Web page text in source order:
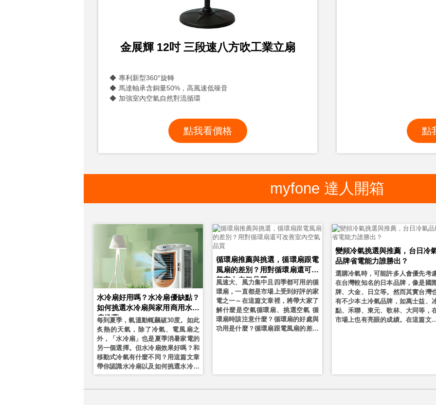
金展輝 12吋 三段速八方吹工業立扇
專利新型360°旋轉
馬達軸承含銅量50%，高風速低噪音
加強室內空氣自然對流循環
點我看價格 點
myfone 達人開箱
水冷扇好用嗎？水冷扇優缺點？
如何挑選水冷扇與家用商用水冷
扇推薦
每到夏季，氣溫動輒飆破30度。如此
炙熱的天氣，除了冷氣、電風扇之
外，「水冷扇」也是夏季消暑家電的
另一個選擇。但水冷扇效果好嗎？和
移動式冷氣有什麼不同？用這篇文章
帶你認識水冷扇以及如何挑選水冷扇
和熱銷水冷扇推薦！
循環扇推薦與挑選，循環扇跟電
風扇的差別？用對循環扇還可改
善室內空氣品質
風速大、風力集中且四季都可用的循
環扇，一直都是市場上受到好評的家
電之一～在這篇文章裡，將帶大家了
解什麼是空氣循環扇、挑選空氣 循
環扇時該注意什麼？循環扇的好處與
功用是什麼？循環扇跟電風扇的差別
變頻冷氣挑選與推薦，台日冷
品牌省電能力誰勝出？
選購冷氣時，可能許多人會優先考
在台灣較知名的日本品牌，像是國
牌、大金、日立等。然而其實台灣
有不少本土冷氣品牌，如萬士益、
點、禾聯、東元、歌林、大同等，
市場上也有亮眼的成績。在這篇文